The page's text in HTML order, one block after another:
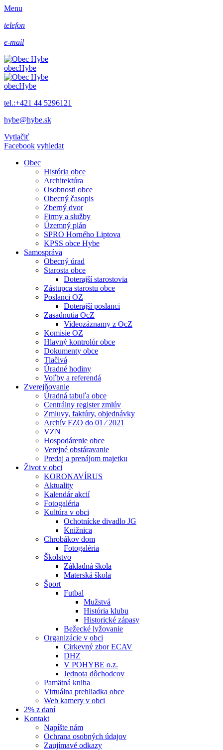
Menu
telefon
e-mail
obecHybe
obecHybe
tel.:+421 44 5296121
hybe@hybe.sk
Vytlačiť
Facebook vyhledat
Obec
História obce
Architektúra
Osobnosti obce
Obecný časopis
Zberný dvor
Firmy a služby
Územný plán
SPRO Horného Liptova
KPSS obce Hybe
Samospráva
Obecný úrad
Starosta obce
Doterajší starostovia
Zástupca starostu obce
Poslanci OZ
Doterajší poslanci
Zasadnutia OcZ
Videozáznamy z OcZ
Komisie OZ
Hlavný kontrolór obce
Dokumenty obce
Tlačivá
Úradné hodiny
Voľby a referendá
Zverejňovanie
Úradná tabuľa obce
Centrálny register zmlúv
Zmluvy, faktúry, objednávky
Archív FZO do 01 ⁄ 2021
VZN
Hospodárenie obce
Verejné obstáravanie
Predaj a prenájom majetku
Život v obci
KORONAVÍRUS
Aktuality
Kalendár akcií
Fotogaléria
Kultúra v obci
Ochotnícke divadlo JG
Knižnica
Chrobákov dom
Fotogaléria
Školstvo
Základná škola
Materská škola
Šport
Futbal
Mužstvá
História klubu
Historické zápasy
Bežecké lyžovanie
Organizácie v obci
Cirkevný zbor ECAV
DHZ
V POHYBE o.z.
Jednota dôchodcov
Pamätná kniha
Virtuálna prehliadka obce
Web kamery v obci
2% z daní
Kontakt
Napíšte nám
Ochrana osobných údajov
Zaujímavé odkazy